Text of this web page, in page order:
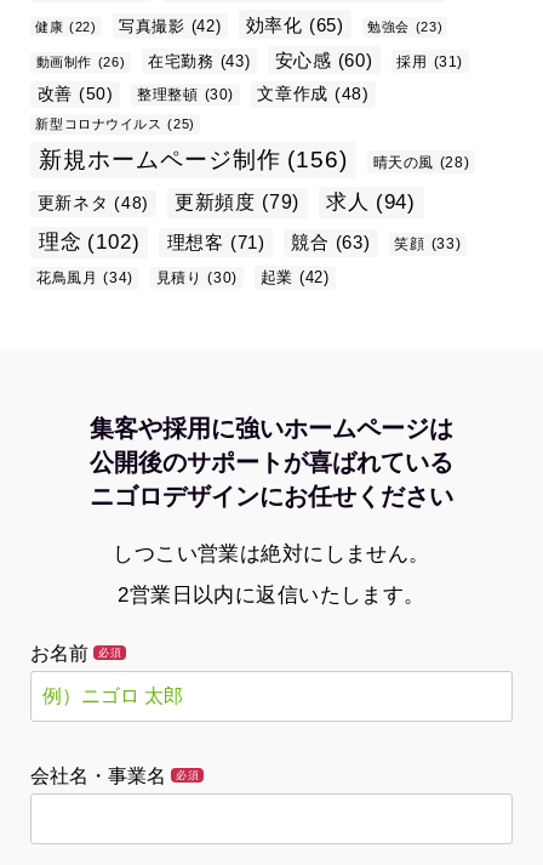
健康 (22) 写真撮影 (42) 効率化 (65) 勉強会 (23)
動画制作 (26) 在宅勤務 (43) 安心感 (60) 採用 (31)
改善 (50) 整理整頓 (30) 文章作成 (48)
新型コロナウイルス (25)
新規ホームページ制作 (156) 晴天の風 (28)
更新ネタ (48) 更新頻度 (79) 求人 (94)
理念 (102) 理想客 (71) 競合 (63) 笑顔 (33)
花鳥風月
(34) 見積り (30) 起業 (42)
集客や採用に強いホームページは
公開後のサポートが喜ばれている
ニゴロデザインにお任せください
しつこい営業は絶対にしません。
2営業日以内に返信いたします。
お名前 必須
会社名・事業名 必須